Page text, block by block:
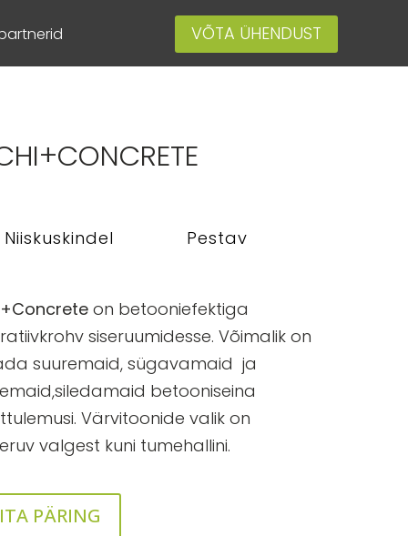
VÕTA ÜHENDUST
Niiskuskindel Pestav
on betooniefektiga
siseruumidesse. Võimalik on
suuremaid, sügavamaid ja
betooniseina
Värvitoonide valik on
valgest kuni tumehallini.
PÄRING